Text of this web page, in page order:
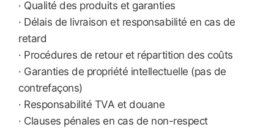
· Qualité des produits et garanties
· Délais de livraison et responsabilité en cas de
retard
· Procédures de retour et répartition des coûts
· Garanties de propriété intellectuelle (pas de
contrefaçons)
· Responsabilité TVA et douane
· Clauses pénales en cas de non-respect